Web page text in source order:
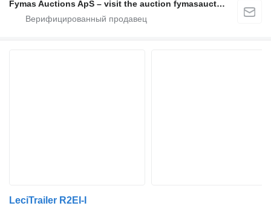
Fymas Auctions ApS – visit the auction fymasauctions.dk
LeciTrailer R2EI-I